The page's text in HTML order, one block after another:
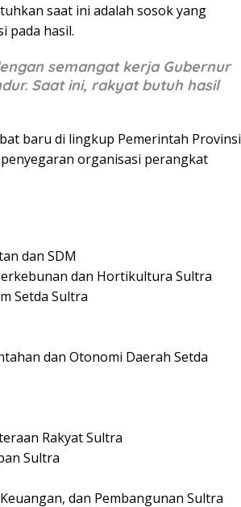
saat ini adalah sosok yang
pada hasil.
semangat kerja Gubernur
Saat ini, rakyat butuh hasil
baru di lingkup Pemerintah Provinsi
organisasi perangkat
dan SDM
dan Hortikultura Sultra
Setda Sultra
dan Otonomi Daerah Setda
Rakyat Sultra
Sultra
dan Pembangunan Sultra